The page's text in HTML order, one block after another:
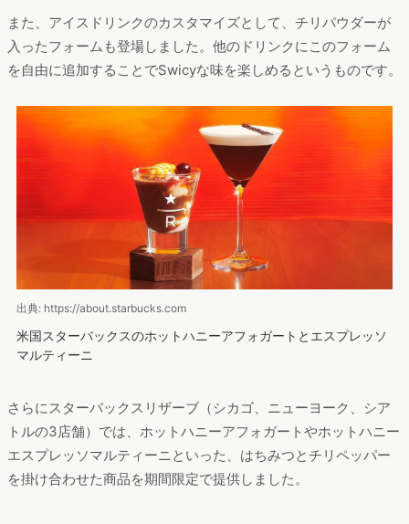
また、アイスドリンクのカスタマイズとして、チリパウダーが
入ったフォームも登場しました。他のドリンクにこのフォーム
を自由に追加することでSwicyな味を楽しめるというものです。
出典: https://about.starbucks.com
米国スターバックスのホットハニーアフォガートとエスプレッソ
マルティーニ
さらにスターバックスリザーブ（シカゴ、ニューヨーク、シア
トルの3店舗）では、ホットハニーアフォガートやホットハニー
エスプレッソマルティーニといった、はちみつとチリペッパー
を掛け合わせた商品を期間限定で提供しました。